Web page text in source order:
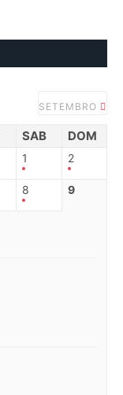
SETEMBRO
SAB DOM
1 2
8 9